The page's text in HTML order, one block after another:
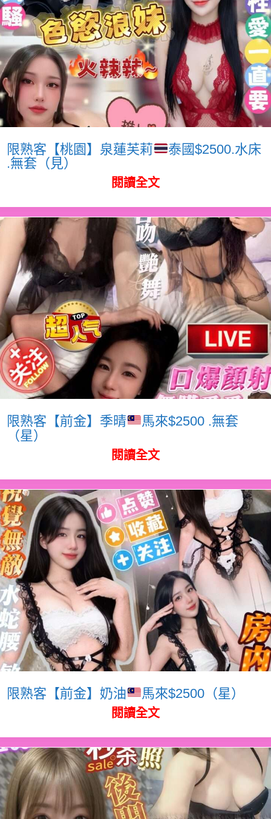
限熟客【桃園】泉蓮芙莉
泰國$2500.水床
.無套（見）
閱讀全文
限熟客【前金】季晴
馬來$2500 .無套
（星）
閱讀全文
限熟客【前金】奶油 馬來$2500（星）
閱讀全文